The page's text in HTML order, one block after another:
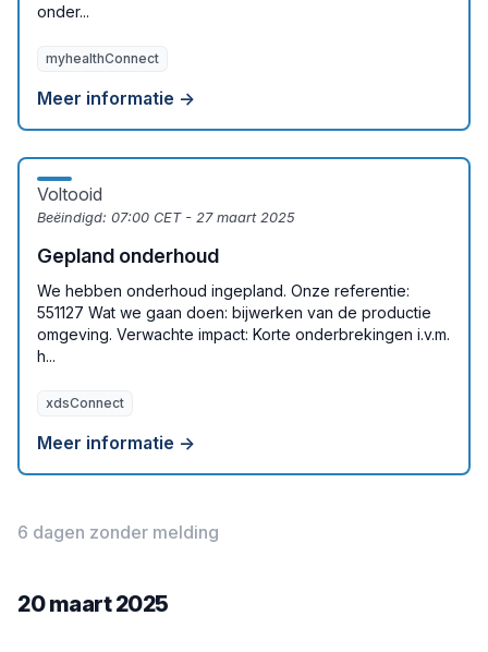
onder...
myhealthConnect
Meer informatie →
Voltooid
Beëindigd: 07:00 CET - 27 maart 2025
Gepland onderhoud
We hebben onderhoud ingepland. Onze referentie:
551127 Wat we gaan doen: bijwerken van de productie
omgeving. Verwachte impact: Korte onderbrekingen i.v.m.
h...
xdsConnect
Meer informatie →
6 dagen zonder melding
20 maart 2025